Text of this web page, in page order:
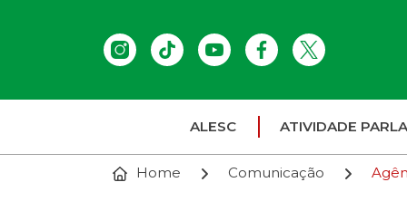
ALESC ATIVIDADE
Home Comunicação